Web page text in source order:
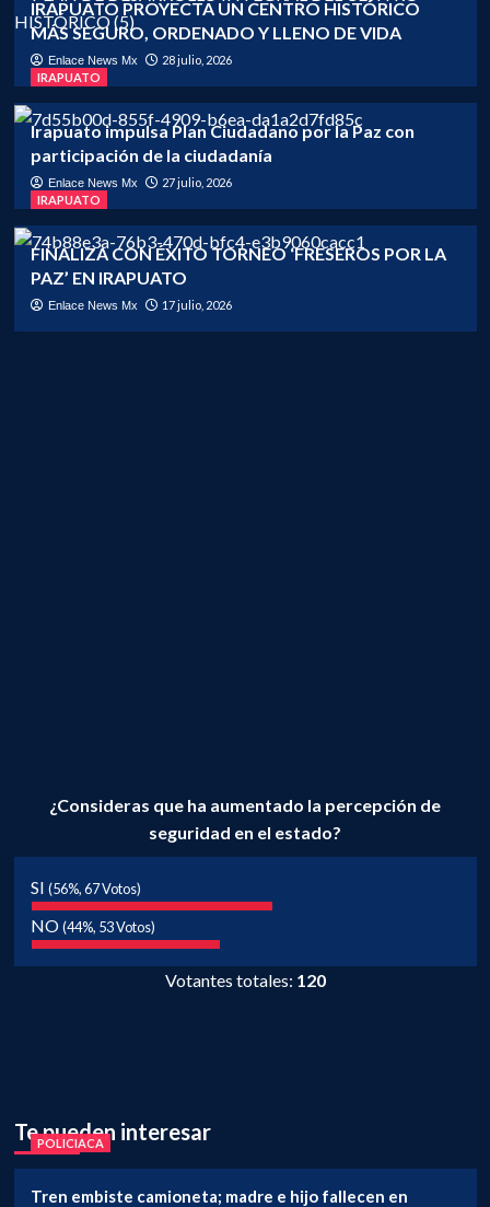
IRAPUATO PROYECTA UN CENTRO HISTÓRICO
MÁS SEGURO, ORDENADO Y LLENO DE VIDA
Enlace News Mx
28 julio, 2026
IRAPUATO
Irapuato impulsa Plan Ciudadano por la Paz con
participación de la ciudadanía
Enlace News Mx
27 julio, 2026
IRAPUATO
FINALIZA CON ÉXITO TORNEO ‘FRESEROS POR LA
PAZ’ EN IRAPUATO
Enlace News Mx 17 julio, 2026
¿Consideras que ha aumentado la percepción de
seguridad en el estado?
SI (56%, 67 Votos)
NO(44%, 53 Votos)
Votantes totales: 120
Te pueden interesar
POLICIACA
Tren embiste camioneta; madre e hijo fallecen en